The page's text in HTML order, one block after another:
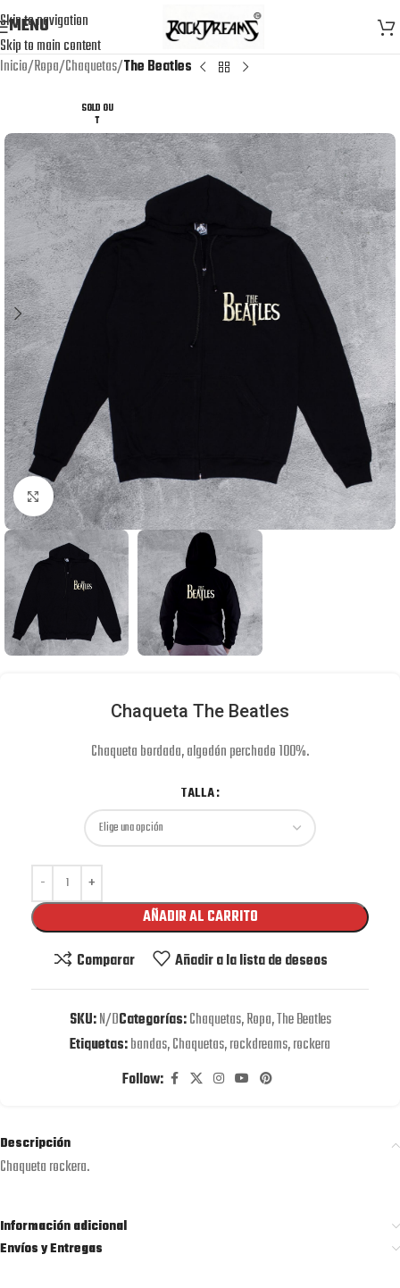
Skip to navigation
Skip to main content
MENU
Inicio Ropa Chaquetas The Beatles
SOLD OU
T
Click to enlarge
Chaqueta The Beatles
Chaqueta bordada, algodón perchado 100%.
TALLA
AÑADIR AL CARRITO
Comparar
Añadir a la lista de deseos
SKU:N/DCategorías:Chaquetas,Ropa,The Beatles
Etiquetas:bandas,Chaquetas,rockdreams,rockera
Follow:
Descripción
Chaqueta rockera.
Información adicional
Envíos y Entregas